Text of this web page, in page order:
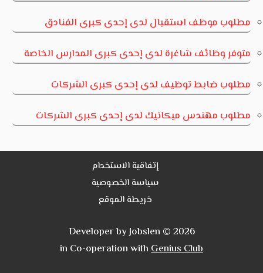
مطلوب موظف استقبال لدى إحدى كبرى الفنادق
متوفر وظائف شاغرة لدى إحدى كبرى المدارس الخاصة
مطلوب ضابط توظيف لدى إحدى كبرى الشركات
مطلوب مهندس ميكانيك لدى إحدى كبرى الشركات
إتفاقية الاستخدام
سياسة الخصوصية
خريطة الموقع
Developer by Jobslen © 2026
in Co-operation withGenius Club